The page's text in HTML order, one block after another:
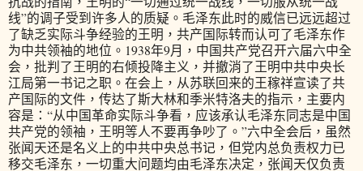
线”的调子受到许多人的质疑。毛泽东此时的威信已远远超过
了缺乏实际斗争经验的王明，共产国际转而认可了毛泽东作
为中共领袖的地位。1938年9月，中国共产党召开六届六中全
会，批判了王明的右倾投降主义，并撤消了王明中共中央长
江局第一书记之职。在会上，从苏联回来的王稼祥宣读了共
产国际的文件，传达了斯大林和季米特洛夫的指示，主要内
容是：“从中国革命实际斗争看，应该承认毛泽东同志是中国
共产党的领袖，王明等人不要再争吵了。”六中全会后，虽然
张闻天还是名义上的中共中央总书记，但党内总负责权力已
移交毛泽东，一切重大问题均由毛泽东决定，张闻天仅负责